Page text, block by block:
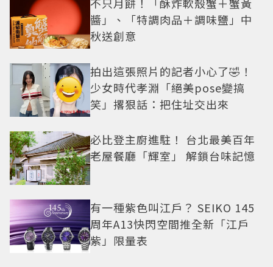
醬」、「特調肉品＋調味鹽」中
秋送創意
拍出這張照片的記者小心了🤣！
少女時代孝淵「絕美pose變搞
笑」撂狠話：把住址交出來
必比登主廚進駐！ 台北最美百年
老屋餐廳「輝室」 解鎖台味記憶
有一種紫色叫江戶？ SEIKO 145
周年A13快閃空間推全新「江戶
紫」限量表